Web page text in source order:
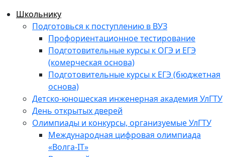
Школьнику
Подготовься к поступлению в ВУЗ
Профориентационное тестирование
Подготовительные курсы к ОГЭ и ЕГЭ
(комерческая основа)
Подготовительные курсы к ЕГЭ (бюджетная
основа)
Детско-юношеская инженерная академия УлГТУ
День открытых дверей
Олимпиады и конкурсы, организуемые УлГТУ
Международная цифровая олимпиада
«Волга-IT»